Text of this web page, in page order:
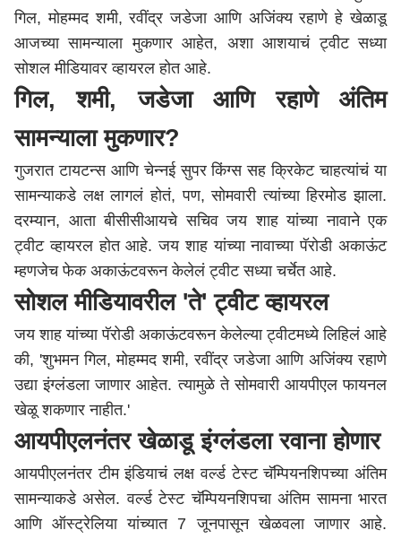
गिल, मोहम्मद शमी, रवींद्र जडेजा आणि अजिंक्य रहाणे हे खेळाडू
आजच्या सामन्याला मुकणार आहेत, अशा आशयाचं ट्वीट सध्या
सोशल मीडियावर व्हायरल होत आहे.
गिल, शमी, जडेजा आणि रहाणे अंतिम
सामन्याला मुकणार?
गुजरात टायटन्स आणि चेन्नई सुपर किंग्स सह क्रिकेट चाहत्यांचं या
सामन्याकडे लक्ष लागलं होतं, पण, सोमवारी त्यांच्या हिरमोड झाला.
दरम्यान, आता बीसीसीआयचे सचिव जय शाह यांच्या नावाने एक
ट्वीट व्हायरल होत आहे. जय शाह यांच्या नावाच्या पॅरोडी अकाऊंट
म्हणजेच फेक अकाऊंटवरून केलेलं ट्वीट सध्या चर्चेत आहे.
सोशल मीडियावरील 'ते' ट्वीट व्हायरल
जय शाह यांच्या पॅरोडी अकाऊंटवरून केलेल्या ट्वीटमध्ये लिहिलं आहे
की, 'शुभमन गिल, मोहम्मद शमी, रवींद्र जडेजा आणि अजिंक्य रहाणे
उद्या इंग्लंडला जाणार आहेत. त्यामुळे ते सोमवारी आयपीएल फायनल
खेळू शकणार नाहीत.'
आयपीएलनंतर खेळाडू इंग्लंडला रवाना होणार
आयपीएलनंतर टीम इंडियाचं लक्ष वर्ल्ड टेस्ट चॅम्पियनशिपच्या अंतिम
सामन्याकडे असेल. वर्ल्ड टेस्ट चॅम्पियनशिपचा अंतिम सामना भारत
आणि ऑस्ट्रेलिया यांच्यात 7 जूनपासून खेळवला जाणार आहे.